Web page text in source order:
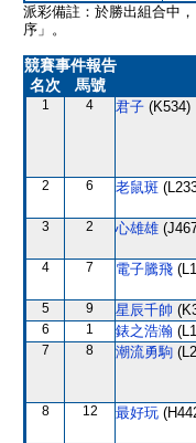
派彩備註：於勝出組合中
序」。
競賽事件報告
名次
馬號
1 4 君子 (K534)
2 6 老鼠斑
3 2 心雄雄
4 7 電子騰飛
5 9 星辰千帥
6 1 錶之浩瀚
7 8 潮流勇駒
8 12 最好玩